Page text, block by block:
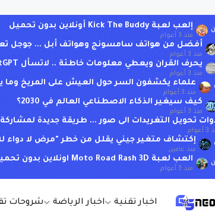
اخبار تقنية اخبار الرياضة شروحات
إلعب لعبة Kick The Buddy أونلاين بدون تحميل
منذ 3 أعوام
أفضل من هواتف سامسونج وهواتف أبل ... جوجل
منذ 3 أعوام
يحرف القران ويعطي معلومات خاطئة .. لاتسأل ChatGPT عن القران !
منذ 3 أعوام
علماء يكشفون السر حول العيش على المريخ وما
منذ 3 أعوام
كيف سيغير الذكاء الاصطناعي العالم في 2030؟
منذ 3 أعوام
تحويل التغريدات الى صور ... طريقة جديدة
إكتشاف متغير جيني يقلل من خطر "مرض لا دواء
منذ عامين
العب لعبة Moto Road Rash 3D اونلاين بدون تحميل
منذ 3 أعوام